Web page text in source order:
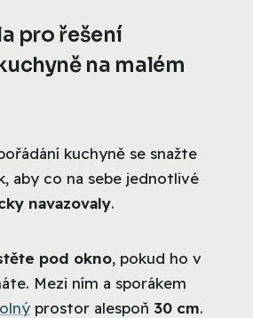
pro řešení
na malém
kuchyně se snažte
aby co na sebe jednotlivé
navazovaly.
pod okno, pokud ho v
Mezi ním a sporákem
prostor alespoň 30 cm.